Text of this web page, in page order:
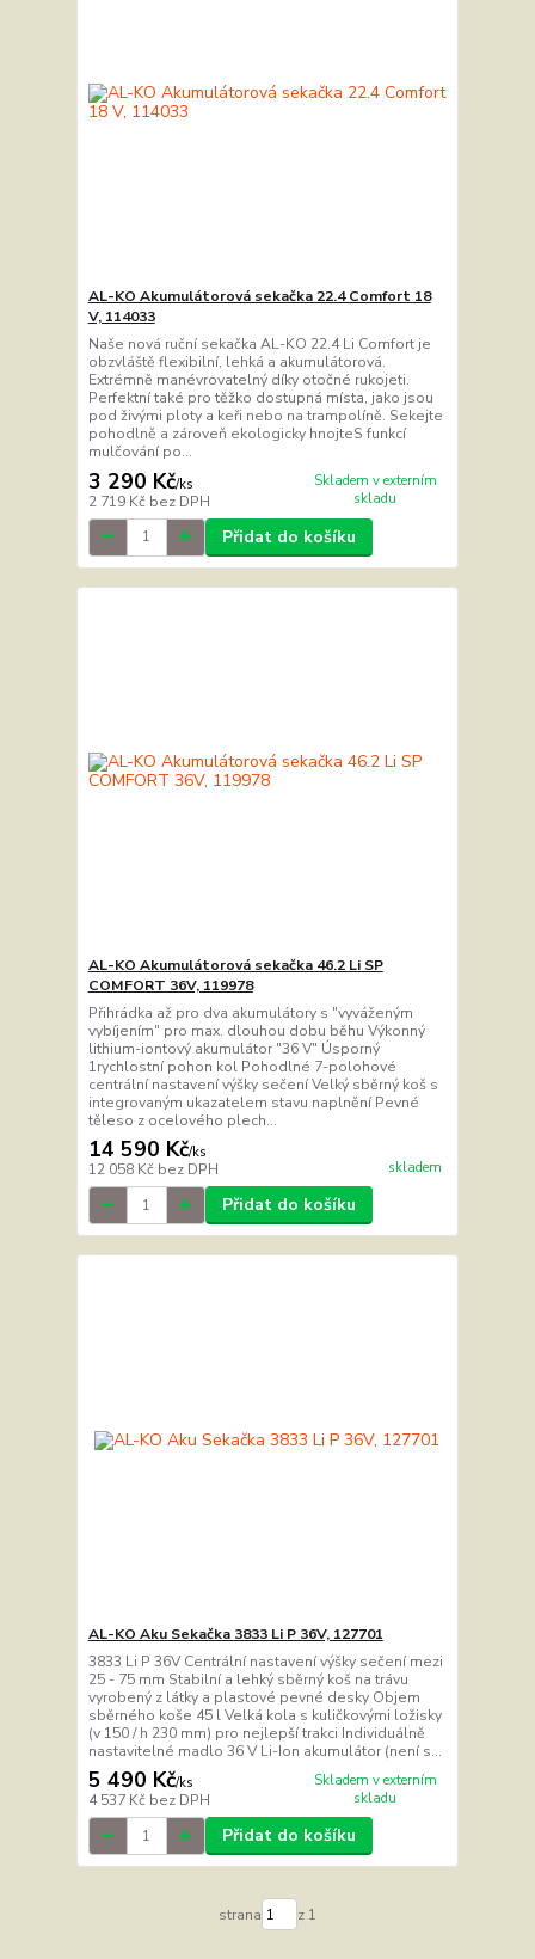
AL-KO Akumulátorová sekačka 22.4 Comfort 18
V, 114033
Naše nová ruční sekačka AL-KO 22.4 Li Comfort je
obzvláště flexibilní, lehká a akumulátorová.
Extrémně manévrovatelný díky otočné rukojeti.
Perfektní také pro těžko dostupná místa, jako jsou
pod živými ploty a keři nebo na trampolíně. Sekejte
pohodlně a zároveň ekologicky hnojteS funkcí
mulčování po...
3 290 Kč/ks
2 719 Kč bez DPH
Skladem v externím
skladu
Přidat do košíku
AL-KO Akumulátorová sekačka 46.2 Li SP
COMFORT 36V, 119978
Přihrádka až pro dva akumulátory s "vyváženým
vybíjením" pro max. dlouhou dobu běhu Výkonný
lithium-iontový akumulátor "36 V" Úsporný
1rychlostní pohon kol Pohodlné 7-polohové
centrální nastavení výšky sečení Velký sběrný koš s
integrovaným ukazatelem stavu naplnění Pevné
těleso z ocelového plech...
14 590 Kč/ks
12 058 Kč bez DPH skladem
Přidat do košíku
AL-KO Aku Sekačka 3833 Li P 36V, 127701
3833 Li P 36V Centrální nastavení výšky sečení mezi
25 - 75 mm Stabilní a lehký sběrný koš na trávu
vyrobený z látky a plastové pevné desky Objem
sběrného koše 45 l Velká kola s kuličkovými ložisky
(v 150 / h 230 mm) pro nejlepší trakci Individuálně
nastavitelné madlo 36 V Li-Ion akumulátor (není s...
5 490 Kč/ks
4 537 Kč bez DPH
Skladem v externím
skladu
Přidat do košíku
strana z 1